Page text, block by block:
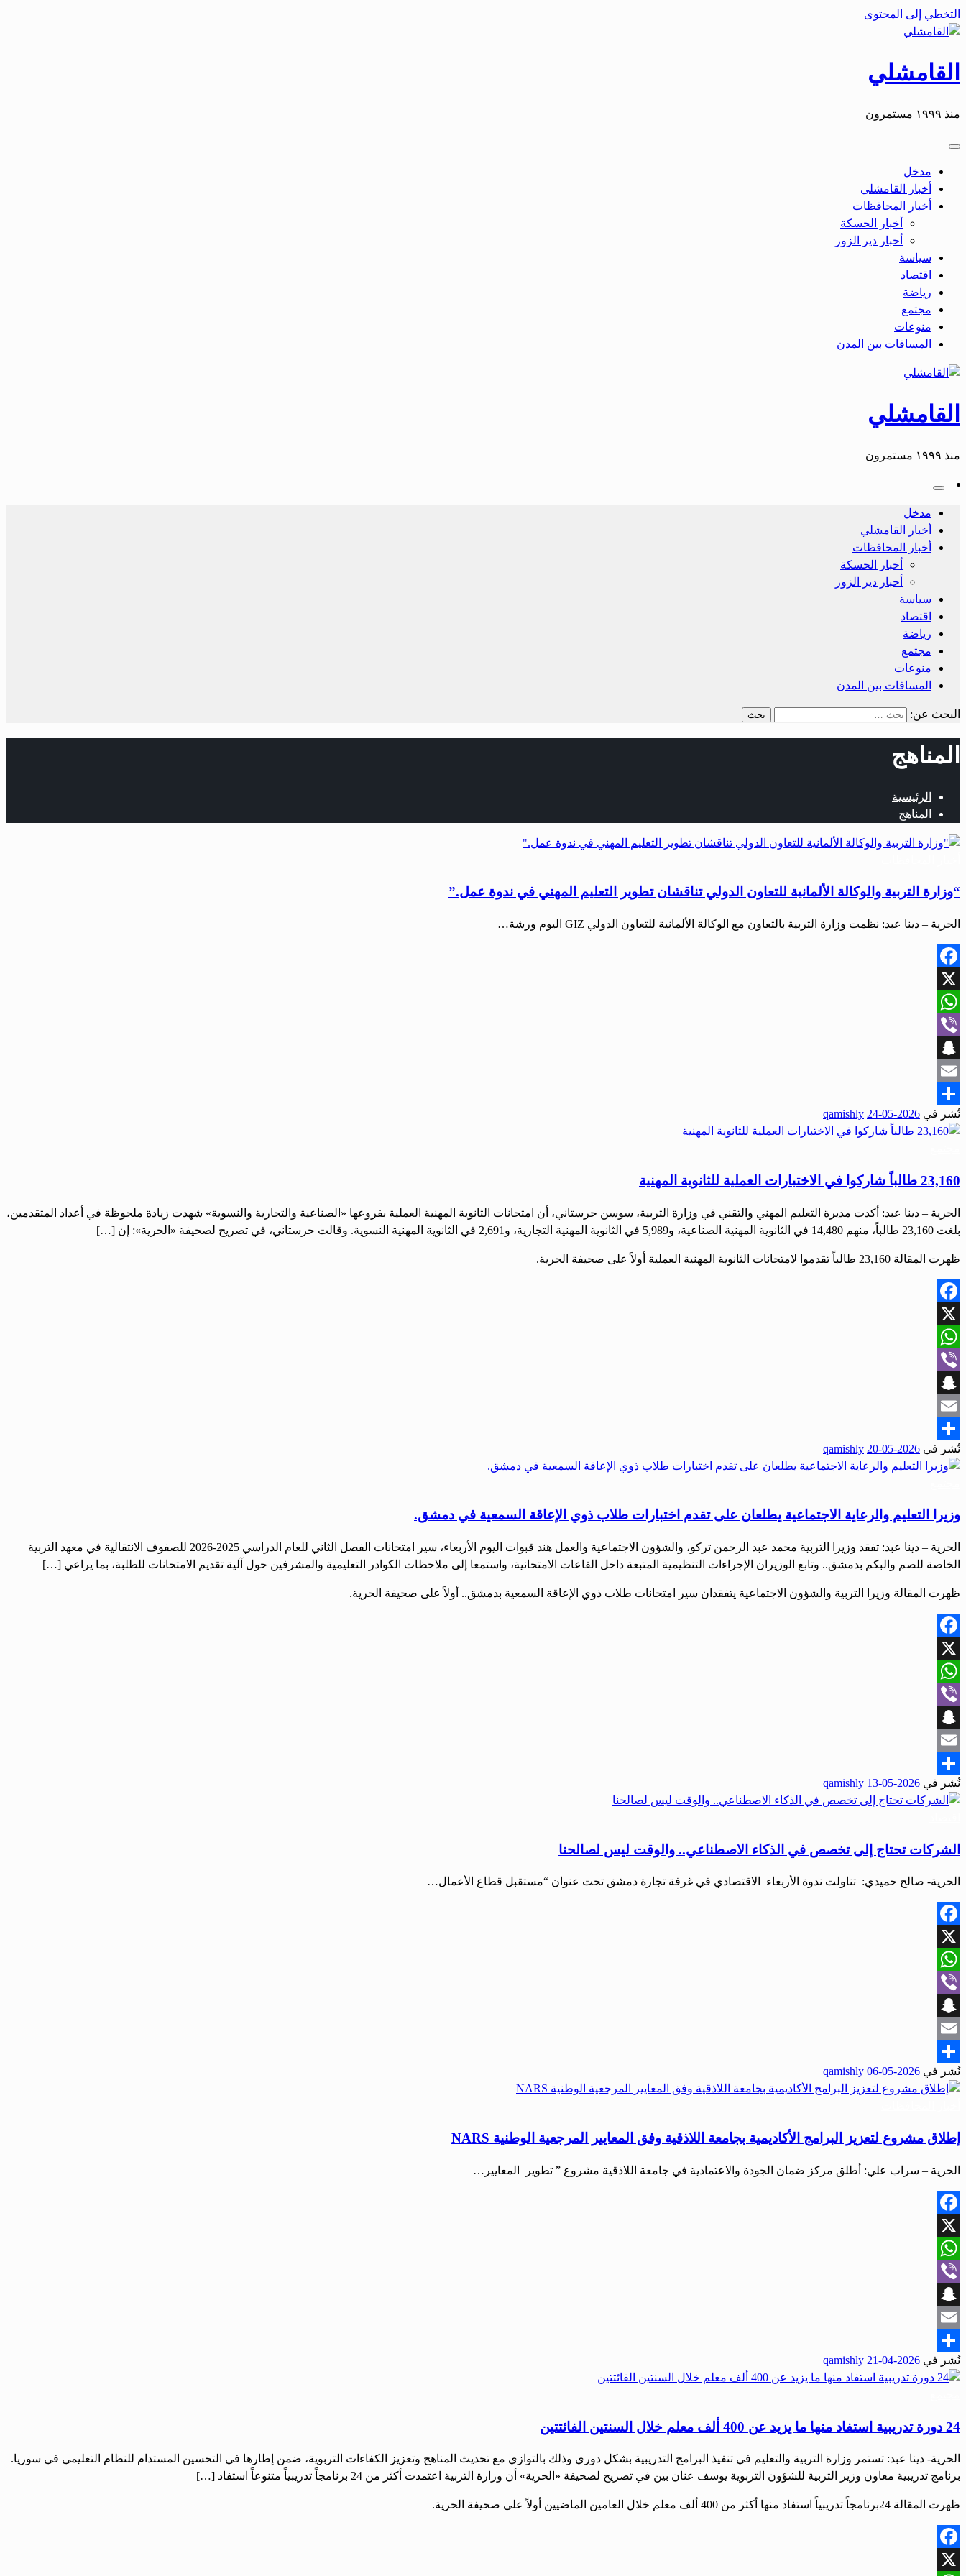
التخطي إلى المحتوى
القامشلي
منذ ١٩٩٩ مستمرون
مدخل
أخبار القامشلي
أخبار المحافظات
أخبار الحسكة
أحبار دير الزور
سياسة
اقتصاد
رياضة
مجتمع
منوعات
المسافات بين المدن
القامشلي
منذ ١٩٩٩ مستمرون
مدخل
أخبار القامشلي
أخبار المحافظات
أخبار الحسكة
أحبار دير الزور
سياسة
اقتصاد
رياضة
مجتمع
منوعات
المسافات بين المدن
البحث عن:
المناهج
الرئيسية
المناهج
“وزارة التربية والوكالة الألمانية للتعاون الدولي تناقشان تطوير التعليم المهني في ندوة عمل.”
الحرية – دينا عبد: نظمت وزارة التربية بالتعاون مع الوكالة الألمانية للتعاون الدولي GIZ اليوم ورشة…
Facebook
X
WhatsApp
Viber
Snapchat
Email
Share
نُشر في 2026-05-24
qamishly
23,160 طالباً شاركوا في الاختبارات العملية للثانوية المهنية
الحرية – دينا عبد: أكدت مديرة التعليم المهني والتقني في وزارة التربية، سوسن حرستاني، أن امتحانات الثانوية المهنية العملية بفروعها «الصناعية والتجارية والنسوية» شهدت زيادة ملحوظة في أعداد المتقدمين،
بلغت 23,160 طالباً، منهم 14,480 في الثانوية المهنية الصناعية، و5,989 في الثانوية المهنية التجارية، و2,691 في الثانوية المهنية النسوية. وقالت حرستاني، في تصريح لصحيفة «الحرية»: إن […]
ظهرت المقالة 23,160 طالباً تقدموا لامتحانات الثانوية المهنية العملية أولاً على صحيفة الحرية.
Facebook
X
WhatsApp
Viber
Snapchat
Email
Share
نُشر في 2026-05-20
qamishly
وزيرا التعليم والرعاية الاجتماعية يطلعان على تقدم اختبارات طلاب ذوي الإعاقة السمعية في دمشق.
الحرية – دينا عبد: تفقد وزيرا التربية محمد عبد الرحمن تركو، والشؤون ‌‏الاجتماعية والعمل هند قبوات اليوم الأربعاء، سير امتحانات الفصل ‌‏الثاني للعام الدراسي 2025-2026 للصفوف الانتقالية في معهد التربية
‌‏الخاصة للصم والبكم بدمشق.. وتابع الوزيران الإجراءات التنظيمية المتبعة داخل القاعات الامتحانية، ‌‏واستمعا إلى ملاحظات الكوادر التعليمية والمشرفين حول آلية تقديم ‌‏الامتحانات للطلبة، بما يراعي […]
ظهرت المقالة وزيرا التربية والشؤون الاجتماعية يتفقدان سير امتحانات طلاب ذوي ‌‏الإعاقة السمعية بدمشق.. أولاً على صحيفة الحرية.
Facebook
X
WhatsApp
Viber
Snapchat
Email
Share
نُشر في 2026-05-13
qamishly
الشركات تحتاج إلى تخصص في الذكاء الاصطناعي.. والوقت ليس لصالحنا
الحرية- صالح حميدي: تناولت ندوة الأربعاء الاقتصادي في غرفة تجارة دمشق تحت عنوان “مستقبل قطاع الأعمال…
Facebook
X
WhatsApp
Viber
Snapchat
Email
Share
نُشر في 2026-05-06
qamishly
إطلاق مشروع لتعزيز البرامج الأكاديمية بجامعة اللاذقية وفق المعايير المرجعية الوطنية NARS
الحرية – سراب علي: أطلق مركز ضمان الجودة والاعتمادية في جامعة اللاذقية مشروع ” تطوير المعايير…
Facebook
X
WhatsApp
Viber
Snapchat
Email
Share
نُشر في 2026-04-21
qamishly
24 دورة تدريبية استفاد منها ما يزيد عن 400 ألف معلم خلال السنتين الفائتتين
الحرية- دينا عبد: تستمر وزارة التربية والتعليم في تنفيذ البرامج التدريبية بشكل دوري وذلك بالتوازي مع تحديث المناهج وتعزيز الكفاءات التربوية، ضمن إطارها في التحسين المستدام للنظام التعليمي في سوريا.
برنامج تدريبية معاون وزير التربية للشؤون التربوية يوسف عنان بين في تصريح لصحيفة «الحرية» أن وزارة التربية اعتمدت أكثر من 24 برنامجاً تدريبياً متنوعاً استفاد […]
ظهرت المقالة 24برنامجاً تدريبياً استفاد منها أكثر من 400 ألف معلم خلال العامين الماضيين أولاً على صحيفة الحرية.
Facebook